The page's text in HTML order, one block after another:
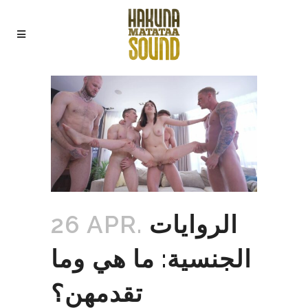
26 APR.
الجنسية: ما هي وما
تقدمهن؟